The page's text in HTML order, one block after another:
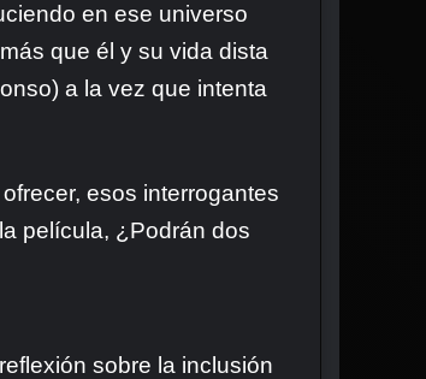
en ese universo
que él y su vida dista
a la vez que intenta
esos interrogantes
película, ¿Podrán dos
sobre la inclusión